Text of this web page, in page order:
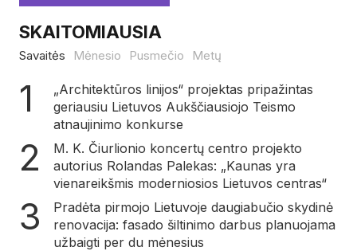
SKAITOMIAUSIA
Savaitės Mėnesio Pusmečio Metų
„Architektūros linijos“ projektas pripažintas
geriausiu Lietuvos Aukščiausiojo Teismo
atnaujinimo konkurse
M. K. Čiurlionio koncertų centro projekto
autorius Rolandas Palekas: „Kaunas yra
vienareikšmis moderniosios Lietuvos centras“
Pradėta pirmojo Lietuvoje daugiabučio skydinė
renovacija: fasado šiltinimo darbus planuojama
užbaigti per du mėnesius